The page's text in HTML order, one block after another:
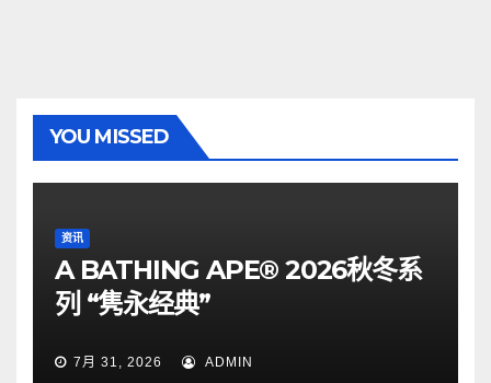
YOU MISSED
资讯
A BATHING APE® 2026秋冬系
列 “隽永经典”
7月 31, 2026 ADMIN